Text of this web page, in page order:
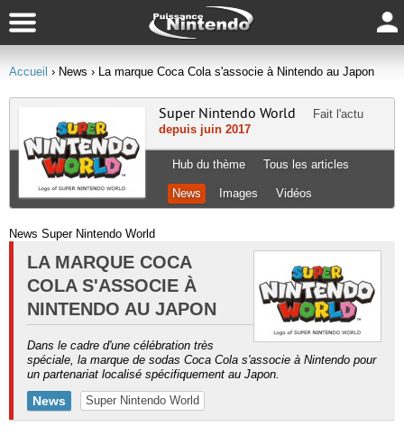
Accueil › News › La marque Coca Cola s'associe à Nintendo au Japon
Super Nintendo World
Fait l'actu
depuis juin 2017
Hub du thème Tous les articles
News Images Vidéos
News Super Nintendo World
LA MARQUE COCA
COLA S'ASSOCIE À
NINTENDO AU JAPON
Dans le cadre d'une célébration très
spéciale, la marque de sodas Coca Cola s'associe à Nintendo pour
un partenariat localisé spécifiquement au Japon.
News Super Nintendo World